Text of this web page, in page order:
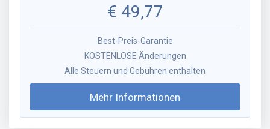
€ 49,77
Best-Preis-Garantie
KOSTENLOSE Änderungen
Alle Steuern und Gebühren enthalten
Mehr Informationen